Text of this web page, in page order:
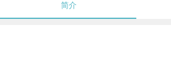
简介